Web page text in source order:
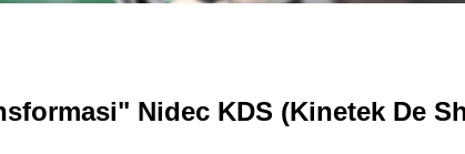
Nidec KDS (Kinetek De